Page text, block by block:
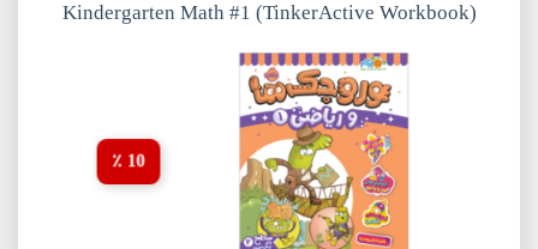
Kindergarten Math #1 (TinkerActive Workbook)
10 ٪